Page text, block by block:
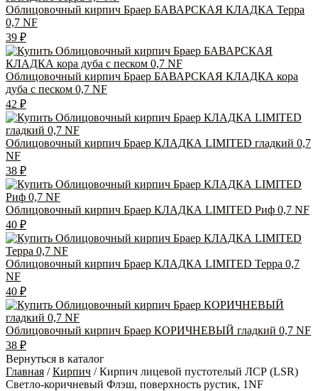
Облицовочный кирпич Браер БАВАРСКАЯ КЛАДКА Терра
0,7 NF
39 ₽
Облицовочный кирпич Браер БАВАРСКАЯ КЛАДКА кора
дуба с песком 0,7 NF
42 ₽
Облицовочный кирпич Браер КЛАДКА LIMITED гладкий 0,7
NF
38 ₽
Облицовочный кирпич Браер КЛАДКА LIMITED Риф 0,7 NF
40 ₽
Облицовочный кирпич Браер КЛАДКА LIMITED Терра 0,7
NF
40 ₽
Облицовочный кирпич Браер КОРИЧНЕВЫЙ гладкий 0,7 NF
38 ₽
Вернуться в каталог
Главная /Кирпич / Кирпич лицевой пустотелый ЛСР (LSR)
Светло-коричневый Флэш, поверхность рустик, 1NF